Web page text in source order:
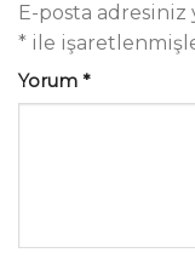
E-posta adresiniz
* ile
Yorum *